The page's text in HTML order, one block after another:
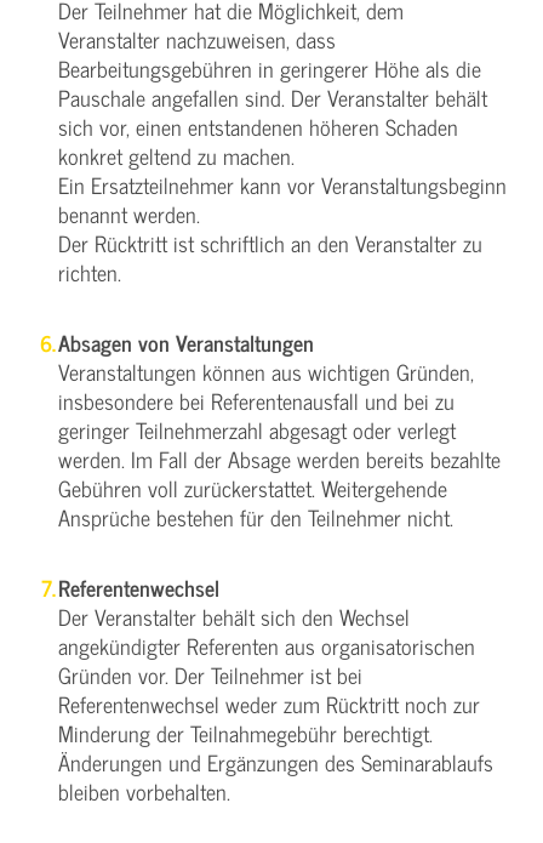
Der Teilnehmer hat die Möglichkeit, dem
Veranstalter nachzuweisen, dass
Bearbeitungsgebühren in geringerer Höhe als die
Pauschale angefallen sind. Der Veranstalter behält
sich vor, einen entstandenen höheren Schaden
konkret geltend zu machen.
Ein Ersatzteilnehmer kann vor Veranstaltungsbeginn
benannt werden.
Der Rücktritt ist schriftlich an den Veranstalter zu
richten.
Absagen von Veranstaltungen
Veranstaltungen können aus wichtigen Gründen,
insbesondere bei Referentenausfall und bei zu
geringer Teilnehmerzahl abgesagt oder verlegt
werden. Im Fall der Absage werden bereits bezahlte
Gebühren voll zurückerstattet. Weitergehende
Ansprüche bestehen für den Teilnehmer nicht.
Referentenwechsel
Der Veranstalter behält sich den Wechsel
angekündigter Referenten aus organisatorischen
Gründen vor. Der Teilnehmer ist bei
Referentenwechsel weder zum Rücktritt noch zur
Minderung der Teilnahmegebühr berechtigt.
Änderungen und Ergänzungen des Seminarablaufs
bleiben vorbehalten.